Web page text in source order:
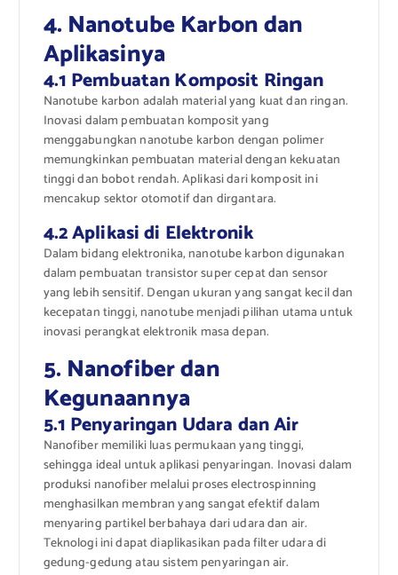
4. Nanotube Karbon dan
Aplikasinya
4.1 Pembuatan Komposit Ringan
Nanotube karbon adalah material yang kuat dan ringan.
Inovasi dalam pembuatan komposit yang
menggabungkan nanotube karbon dengan polimer
memungkinkan pembuatan material dengan kekuatan
tinggi dan bobot rendah. Aplikasi dari komposit ini
mencakup sektor otomotif dan dirgantara.
4.2 Aplikasi di Elektronik
Dalam bidang elektronika, nanotube karbon digunakan
dalam pembuatan transistor super cepat dan sensor
yang lebih sensitif. Dengan ukuran yang sangat kecil dan
kecepatan tinggi, nanotube menjadi pilihan utama untuk
inovasi perangkat elektronik masa depan.
5. Nanofiber dan
Kegunaannya
5.1 Penyaringan Udara dan Air
Nanofiber memiliki luas permukaan yang tinggi,
sehingga ideal untuk aplikasi penyaringan. Inovasi dalam
produksi nanofiber melalui proses electrospinning
menghasilkan membran yang sangat efektif dalam
menyaring partikel berbahaya dari udara dan air.
Teknologi ini dapat diaplikasikan pada filter udara di
gedung-gedung atau sistem penyaringan air.